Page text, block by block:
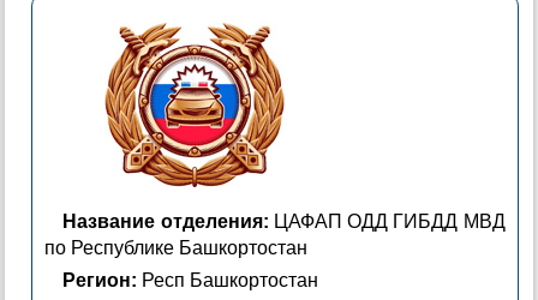
Название отделения: ЦАФАП ОДД ГИБДД МВД
по Республике Башкортостан
Регион: Респ Башкортостан